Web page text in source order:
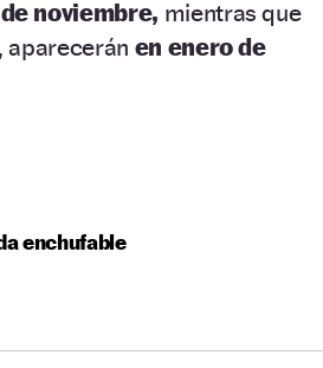
noviembre, mientras que
aparecerán en enero de
enchufable